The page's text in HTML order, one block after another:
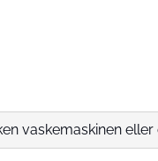
vaskemaskinen